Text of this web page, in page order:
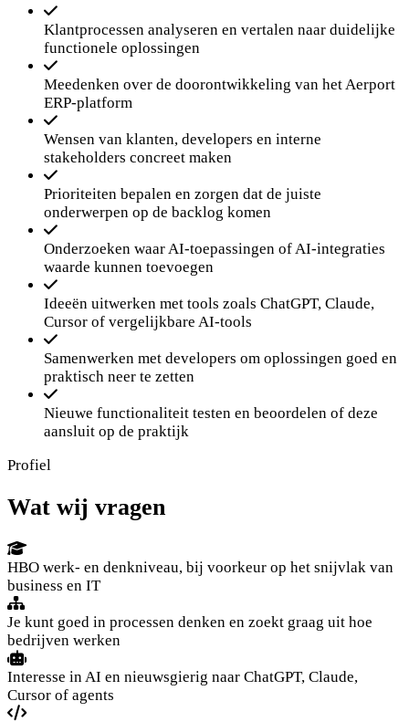
Klantprocessen analyseren en vertalen naar duidelijke
functionele oplossingen
Meedenken over de doorontwikkeling van het Aerport
ERP-platform
Wensen van klanten, developers en interne
stakeholders concreet maken
Prioriteiten bepalen en zorgen dat de juiste
onderwerpen op de backlog komen
Onderzoeken waar AI-toepassingen of AI-integraties
waarde kunnen toevoegen
Ideeën uitwerken met tools zoals ChatGPT, Claude,
Cursor of vergelijkbare AI-tools
Samenwerken met developers om oplossingen goed en
praktisch neer te zetten
Nieuwe functionaliteit testen en beoordelen of deze
aansluit op de praktijk
Profiel
Wat wij vragen
HBO werk- en denkniveau, bij voorkeur op het snijvlak van
business en IT
Je kunt goed in processen denken en zoekt graag uit hoe
bedrijven werken
Interesse in AI en nieuwsgierig naar ChatGPT, Claude,
Cursor of agents